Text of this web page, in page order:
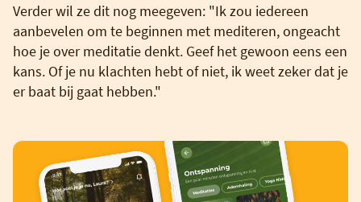
Verder wil ze dit nog meegeven: "Ik zou iedereen
aanbevelen om te beginnen met mediteren, ongeacht
hoe je over meditatie denkt. Geef het gewoon eens een
kans. Of je nu klachten hebt of niet, ik weet zeker dat je
er baat bij gaat hebben."